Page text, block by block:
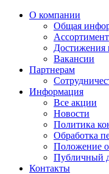
О компании
Общая
Ассортимент
Достижения
Вакансии
Партнерам
Информация
Все акции
Новости
Политика
Обработка
Положение
Публичный
Контакты